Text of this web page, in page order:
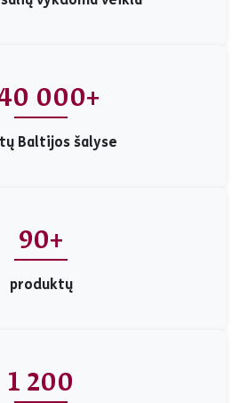
000+
Baltijos šalyse
90+
produktų
1 200